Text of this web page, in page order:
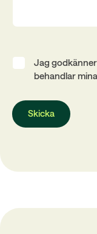
Jag
behandlar